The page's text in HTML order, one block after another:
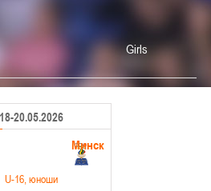
Girls
18-20.05.2026
Минск
U-16 , юноши